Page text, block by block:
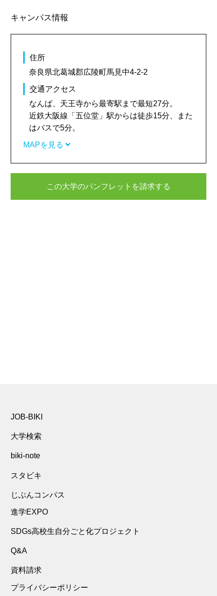
キャンパス情報
住所
奈良県北葛城郡広陵町馬見中4-2-2
交通アクセス
なんば、天王寺から最寄駅まで最短27分。
近鉄大阪線「五位堂」駅からは徒歩15分、また
はバスで5分。
MAPを見る
この大学のパンフレットを請求する
JOB-BIKI
大学検索
biki-note
スタビキ
じぶんコンパス
進学EXPO
SDGs高校生自分ごと化プロジェクト
Q&A
資料請求
プライバシーポリシー